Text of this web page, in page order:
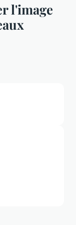
l'image